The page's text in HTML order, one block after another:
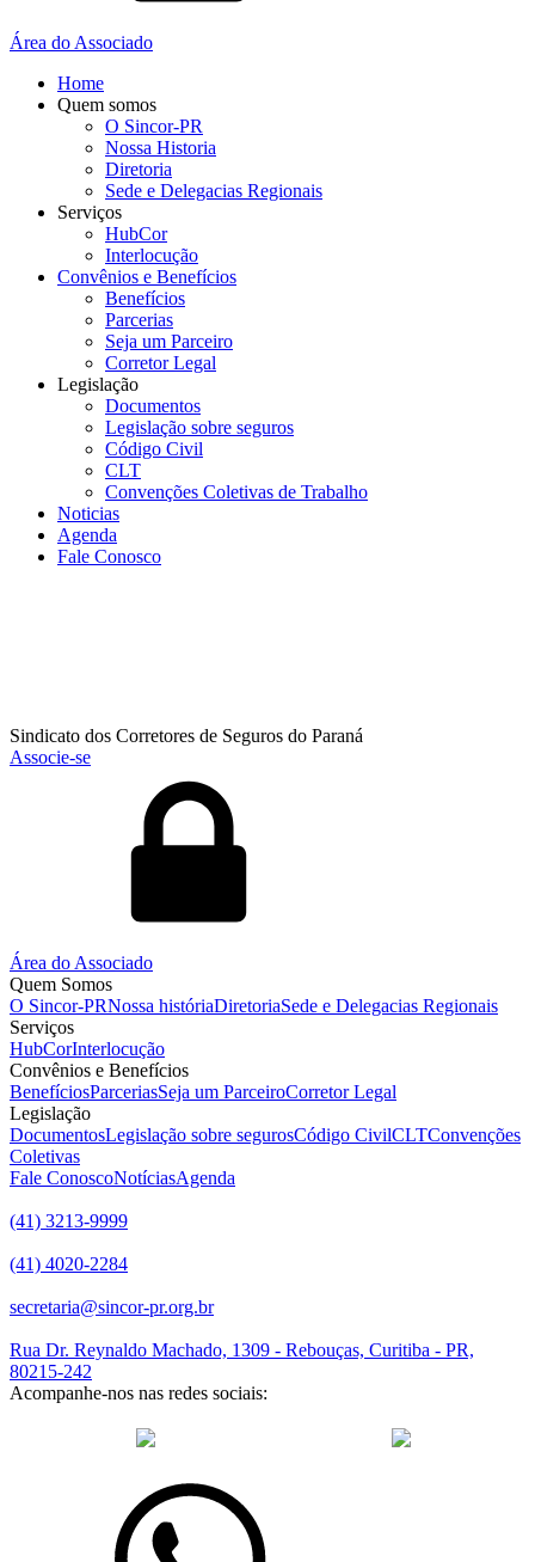
Área do Associado
Home
Quem somos
O Sincor-PR
Nossa Historia
Diretoria
Sede e Delegacias Regionais
Serviços
HubCor
Interlocução
Convênios e Benefícios
Benefícios
Parcerias
Seja um Parceiro
Corretor Legal
Legislação
Documentos
Legislação sobre seguros
Código Civil
CLT
Convenções Coletivas de Trabalho
Noticias
Agenda
Fale Conosco
Sindicato dos Corretores de Seguros do Paraná
Associe-se
Área do Associado
Quem Somos
O Sincor-PRNossa históriaDiretoriaSede e Delegacias Regionais
Serviços
HubCorInterlocução
Convênios e Benefícios
BenefíciosParceriasSeja um ParceiroCorretor Legal
Legislação
DocumentosLegislação sobre segurosCódigo CivilCLTConvenções
Coletivas
Fale ConoscoNotíciasAgenda
(41) 3213-9999
(41) 4020-2284
secretaria@sincor-pr.org.br
Rua Dr. Reynaldo Machado, 1309 - Rebouças, Curitiba - PR,
80215-242
Acompanhe-nos nas redes sociais: